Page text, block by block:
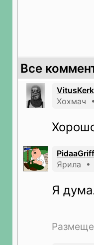
Все
VitusKerk
Хохмач
Ярила •
Я